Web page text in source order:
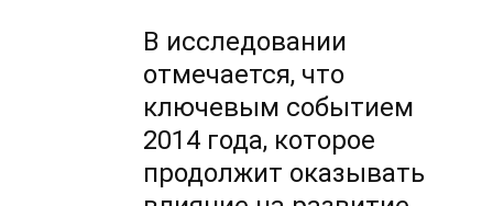
В исследовании
отмечается, что
ключевым событием
2014 года, которое
продолжит оказывать